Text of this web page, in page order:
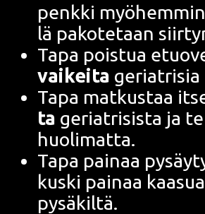
penk­ki
lä pako­te­taan
Tapa pois­tua
vai­kei­ta
Tapa mat­kus­taa
ta geriat­ri­sis­ta ja
huolimatta.
Tapa pai­naa
kus­ki pai­naa
pysäkiltä.